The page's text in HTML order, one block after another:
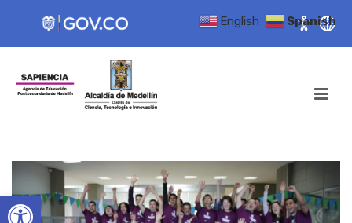
Open toolbar
English Spanish